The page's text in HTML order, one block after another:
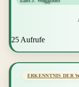
25 Aufrufe
ERKENNTNIS DER